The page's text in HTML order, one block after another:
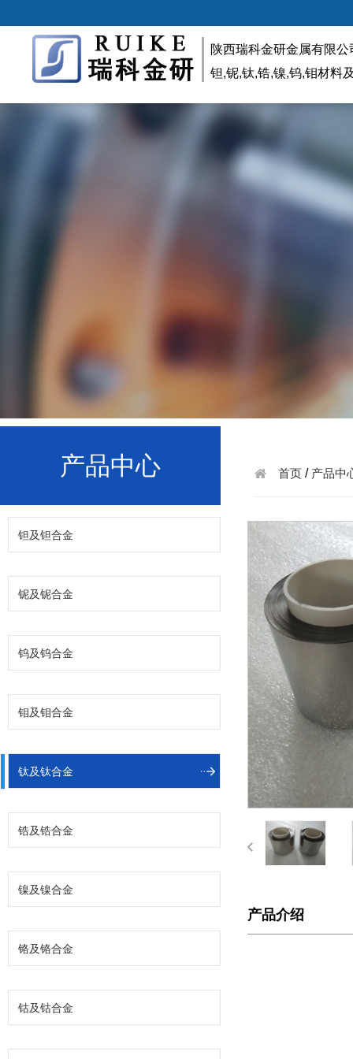
陕西瑞科金研金属有限公
钽,铌,钛,锆,镍,钨,钼材料
产品中心
钽及钽合金
铌及铌合金
钨及钨合金
钼及钼合金
钛及钛合金
锆及锆合金
镍及镍合金
铬及铬合金
钴及钴合金
首页 / 产品中
产品介绍